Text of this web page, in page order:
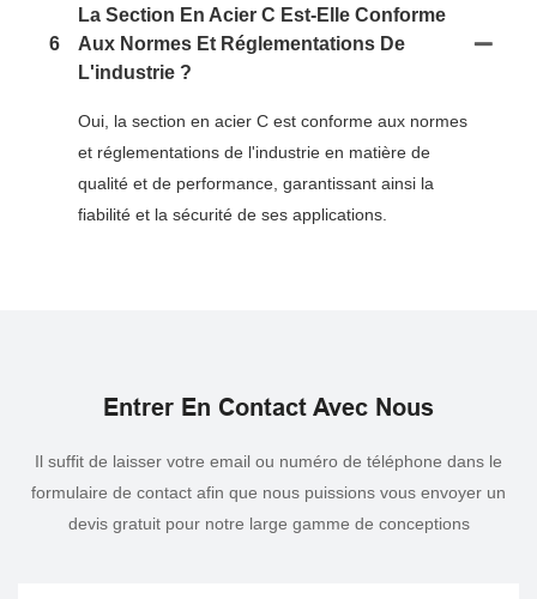
6
La Section En Acier C Est-Elle Conforme
Aux Normes Et Réglementations De
L'industrie ?
Oui, la section en acier C est conforme aux normes
et réglementations de l'industrie en matière de
qualité et de performance, garantissant ainsi la
fiabilité et la sécurité de ses applications.
Entrer En Contact Avec Nous
Il suffit de laisser votre email ou numéro de téléphone dans le
formulaire de contact afin que nous puissions vous envoyer un
devis gratuit pour notre large gamme de conceptions